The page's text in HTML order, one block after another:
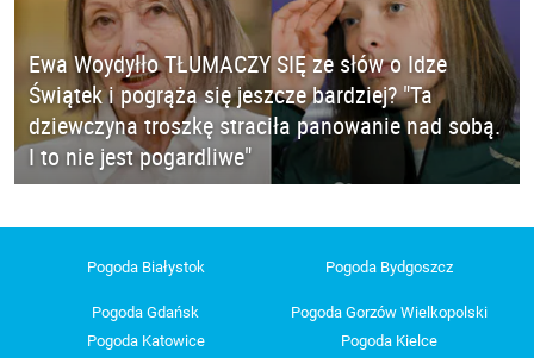
Ewa Woydyłło TŁUMACZY SIĘ ze słów o Idze
Świątek i pogrąża się jeszcze bardziej? "Ta
dziewczyna troszkę straciła panowanie nad sobą.
I to nie jest pogardliwe"
Pogoda Białystok Pogoda Bydgoszcz
Pogoda Gdańsk
Pogoda Gorzów Wielkopolski
Pogoda Katowice
Pogoda Kielce